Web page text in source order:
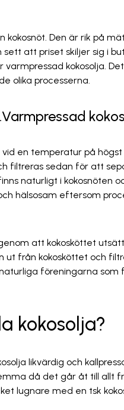
kokosnöt. Den är rik på
att priset skiljer sig i
varmpressad kokosolja.
olika processerna.
en temperatur på
filtreras sedan för att
naturligt i kokosnöten
hälsosam eftersom
att kokosköttet
ut från kokosköttet och
föreningarna som
kokosolja?
likvärdig och
då det går åt till allt
lugnare med en tsk